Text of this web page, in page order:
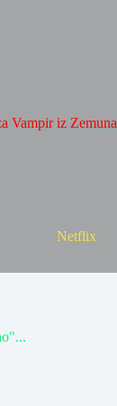
Vampir iz Zemuna
Netflix